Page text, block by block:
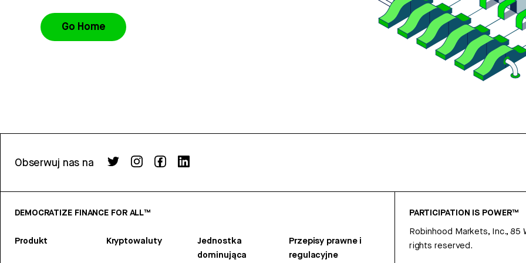
Go Home
Obserwuj nas na
DEMOCRATIZE FINANCE FOR ALL™
Produkt Kryptowaluty
Jednostka
dominująca
Przepisy prawne i
regulacyjne
PARTICIPATION IS POWER™
Robinhood Markets, Inc., 85
rights reserved.